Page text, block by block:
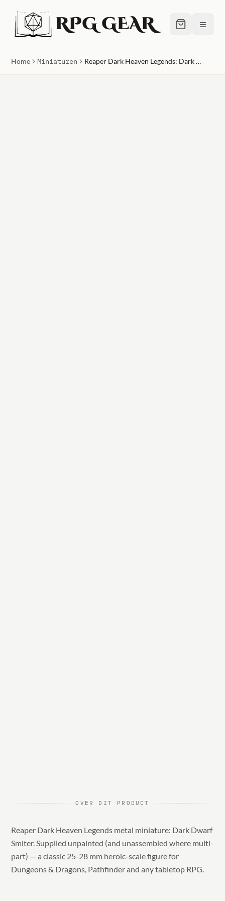
RPG GEAR ≡
Home Miniaturen Reaper Dark Heaven Legends: Dark Dwarf Smiter
OVER DIT PRODUCT
Reaper Dark Heaven Legends metal miniature: Dark Dwarf
Smiter. Supplied unpainted (and unassembled where multi-
part) — a classic 25-28 mm heroic-scale figure for
Dungeons & Dragons, Pathfinder and any tabletop RPG.